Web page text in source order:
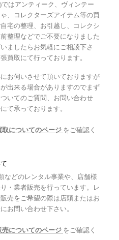
ではアンティーク、ヴィンテー
、コレクターズアイテム等の買
宅の整理、お引越し、コレクシ
整理などでご不要になりました
ましたらお気軽にご相談下さ
買取にて行っております。
お伺いさせて頂いておりますが
出来る場合がありますのでまず
いてのご質問、お問い合わせ
て承っております。
取についてのページ をご確認く
などのレンタル事業や、店舗様
・業者販売を行っています。レ
売をご希望の際は店頭またはお
お問い合わせ下さい。
売についてのページ をご確認く